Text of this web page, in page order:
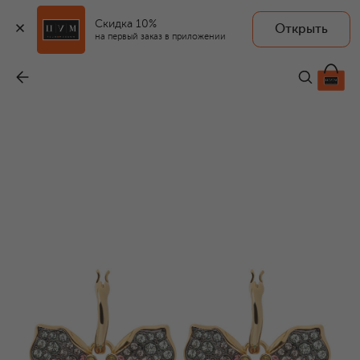
Скидка 10%
на первый заказ в приложении
Открыть